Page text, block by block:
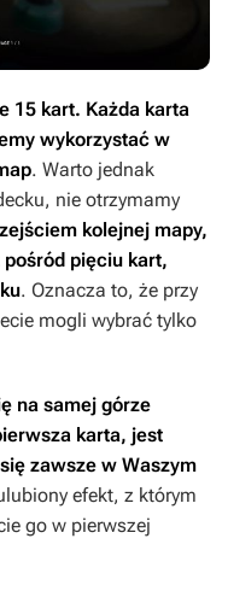
15 kart. Każda karta
wykorzystać w
. Warto jednak
nie otrzymamy
kolejnej mapy,
pięciu kart,
. Oznacza to, że przy
mogli wybrać tylko
na samej górze
karta, jest
zawsze w Waszym
efekt, z którym
go w pierwszej